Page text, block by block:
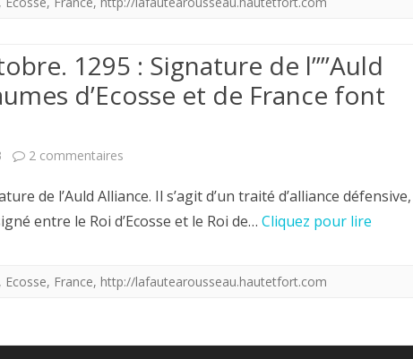
:
Signature
Alliance-
1295″
royaumes
et
1295 : Signature de l””Auld
d’Ecosse et de France font
2 commentaires
du
Octobre.
:
de l’Auld Alliance. Il s’agit d’un traité d’alliance défensive,
entre le Roi d’Ecosse et le Roi de… Cliquez pour lire
, Ecosse, France, http://lafautearousseau.hautetfort.com